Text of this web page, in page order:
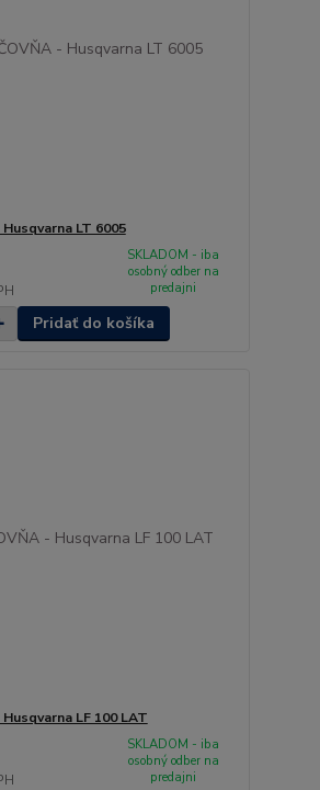
LT 6005
SKLADOM - iba
osobný odber na
predajni
Pridať do košíka
LF 100 LAT
SKLADOM - iba
osobný odber na
predajni